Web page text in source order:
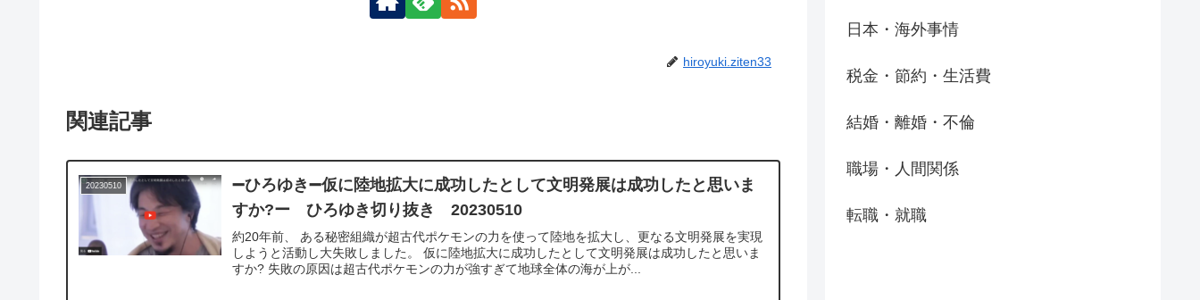
hiroyuki.ziten33
関連記事
20230510
➖ひろゆき➖仮に陸地拡大に成功したとして文明発展は成功したと思いま
すか?ー ひろゆき切り抜き 20230510
約20年前、 ある秘密組織が超古代ポケモンの力を使って陸地を拡大し、更なる文明発展を実現
しようと活動し大失敗しました。 仮に陸地拡大に成功したとして文明発展は成功したと思いま
すか? 失敗の原因は超古代ポケモンの力が強すぎて地球全体の海が上が...
日本・海外事情
税金・節約・生活費
結婚・離婚・不倫
職場・人間関係
転職・就職